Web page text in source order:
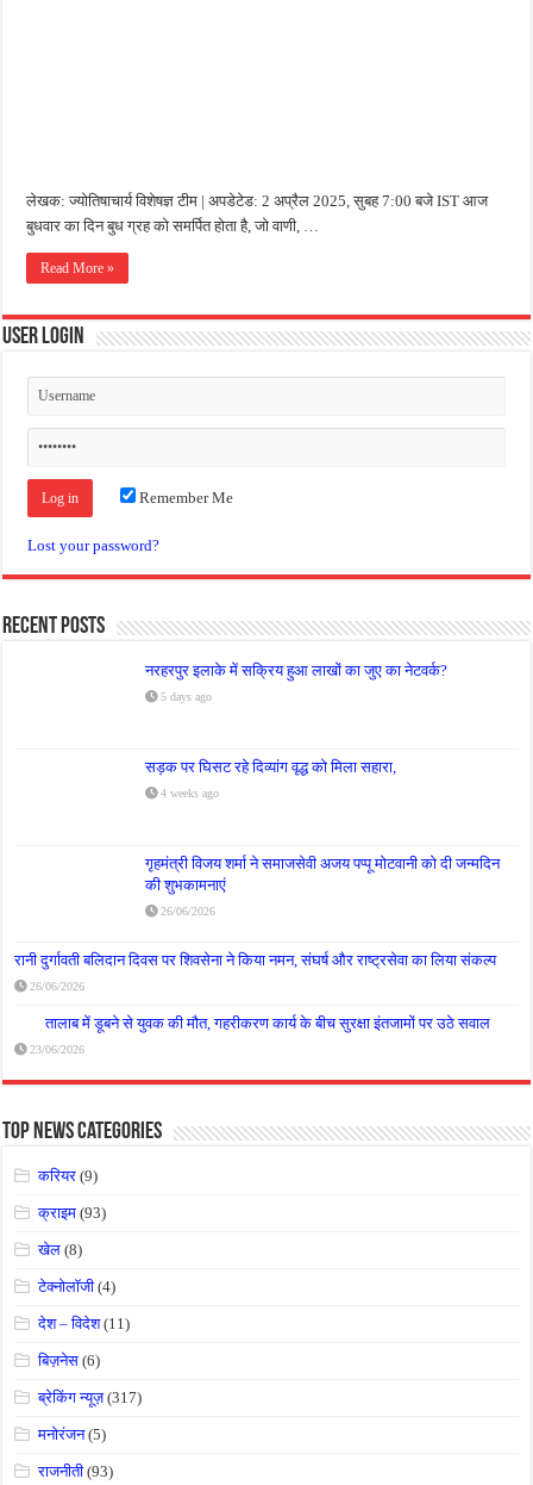
लेखक: ज्योतिषाचार्य विशेषज्ञ टीम | अपडेटेड: 2 अप्रैल 2025, सुबह 7:00 बजे IST आज
बुधवार का दिन बुध ग्रह को समर्पित होता है, जो वाणी, …
Read More »
User Login
Remember Me
Lost your password?
Recent Posts
नरहरपुर इलाके में सक्रिय हुआ लाखों का जुए का नेटवर्क?
5 days ago
सड़क पर घिसट रहे दिव्यांग वृद्ध को मिला सहारा,
4 weeks ago
गृहमंत्री विजय शर्मा ने समाजसेवी अजय पप्पू मोटवानी को दी जन्मदिन
की शुभकामनाएं
26/06/2026
रानी दुर्गावती बलिदान दिवस पर शिवसेना ने किया नमन, संघर्ष और राष्ट्रसेवा का लिया संकल्प
26/06/2026
तालाब में डूबने से युवक की मौत, गहरीकरण कार्य के बीच सुरक्षा इंतजामों पर उठे सवाल
23/06/2026
Top News Categories
करियर (9)
क्राइम (93)
खेल (8)
टेक्नोलॉजी (4)
देश – विदेश(11)
बिज़नेस (6)
ब्रेकिंग न्यूज़(317)
मनोरंजन(5)
राजनीती (93)